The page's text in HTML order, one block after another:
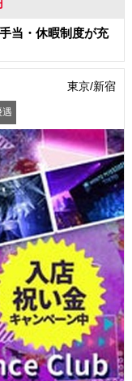
当・休暇制度が充
東京/新宿
遇
給あり
駅から徒歩5分以内